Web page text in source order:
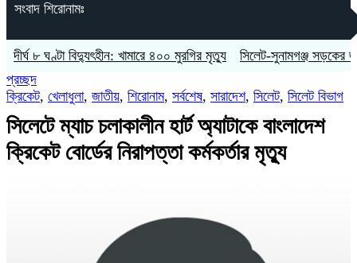
সংবাদ শিরোনামঃ
৮ ঘণ্টা বিদ্যুৎহীন: খামারে ৪০০ মুরগির মৃত্যু ‎সিলেট-সুনামগঞ্জ সড়কের
প্রচ্ছদ
ক্রিকেট, খেলাধুলা, জাতীয়, শিরোনাম, সর্বশেষ, সারাদেশ, সিলেট, সিলেট বিভাগ
সিলেটে ম্যাচ চলাকালীন হার্ট অ্যাটাকে বাংলাদেশ
ক্রিকেট বোর্ডের নিরাপত্তা কর্মকর্তার মৃত্যু